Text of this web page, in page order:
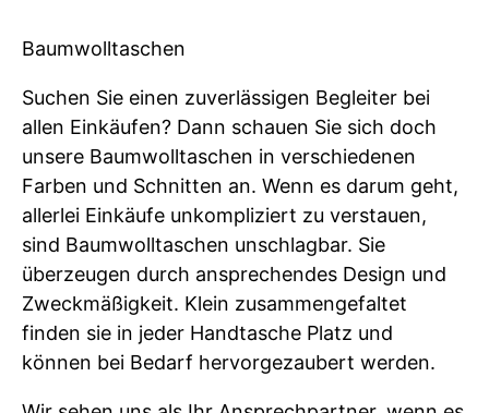
Baumwolltaschen
Suchen Sie einen zuverlässigen Begleiter bei
allen Einkäufen? Dann schauen Sie sich doch
unsere Baumwolltaschen in verschiedenen
Farben und Schnitten an. Wenn es darum geht,
allerlei Einkäufe unkompliziert zu verstauen,
sind Baumwolltaschen unschlagbar. Sie
überzeugen durch ansprechendes Design und
Zweckmäßigkeit. Klein zusammengefaltet
finden sie in jeder Handtasche Platz und
können bei Bedarf hervorgezaubert werden.